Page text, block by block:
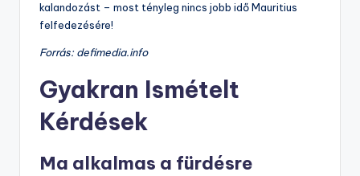
kalandozást – most tényleg nincs jobb idő Mauritius
felfedezésére!
Forrás: defimedia.info
Gyakran Ismételt
Kérdések
Ma alkalmas a fürdésre